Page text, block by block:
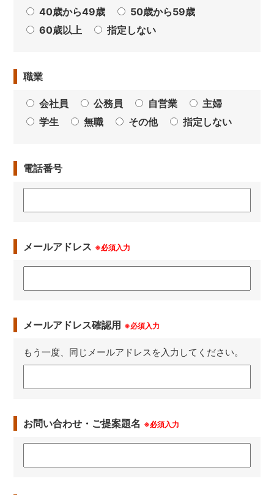
40歳から49歳
50歳から59歳
60歳以上
指定しない
職業
会社員 公務員 自営業
主婦
学生
無職 その他 指定しない
電話番号
メールアドレス ※必須入力
メールアドレス確認用 ※必須入力
もう一度、同じメールアドレスを入力してください。
お問い合わせ・ご提案題名 ※必須入力